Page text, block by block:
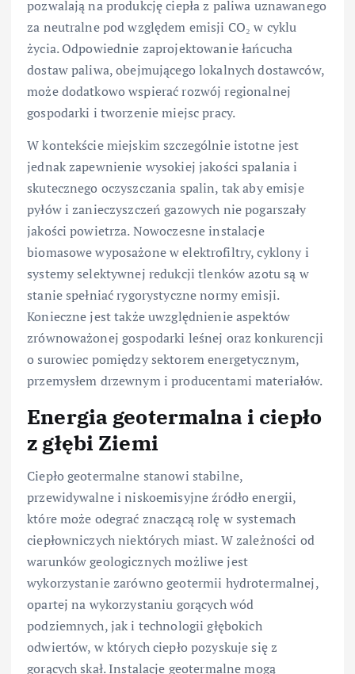
pozwalają na produkcję ciepła z paliwa uznawanego
za neutralne pod względem emisji CO₂ w cyklu
życia. Odpowiednie zaprojektowanie łańcucha
dostaw paliwa, obejmującego lokalnych dostawców,
może dodatkowo wspierać rozwój regionalnej
gospodarki i tworzenie miejsc pracy.
W kontekście miejskim szczególnie istotne jest
jednak zapewnienie wysokiej jakości spalania i
skutecznego oczyszczania spalin, tak aby emisje
pyłów i zanieczyszczeń gazowych nie pogarszały
jakości powietrza. Nowoczesne instalacje
biomasowe wyposażone w elektrofiltry, cyklony i
systemy selektywnej redukcji tlenków azotu są w
stanie spełniać rygorystyczne normy emisji.
Konieczne jest także uwzględnienie aspektów
zrównoważonej gospodarki leśnej oraz konkurencji
o surowiec pomiędzy sektorem energetycznym,
przemysłem drzewnym i producentami materiałów.
Energia geotermalna i ciepło
z głębi Ziemi
Ciepło geotermalne stanowi stabilne,
przewidywalne i niskoemisyjne źródło energii,
które może odegrać znaczącą rolę w systemach
ciepłowniczych niektórych miast. W zależności od
warunków geologicznych możliwe jest
wykorzystanie zarówno geotermii hydrotermalnej,
opartej na wykorzystaniu gorących wód
podziemnych, jak i technologii głębokich
odwiertów, w których ciepło pozyskuje się z
gorących skał. Instalacje geotermalne mogą